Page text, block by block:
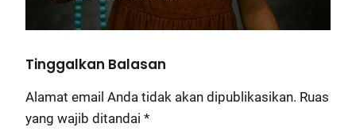
Tinggalkan Balasan
Alamat email Anda tidak akan dipublikasikan. Ruas
yang wajib ditandai *